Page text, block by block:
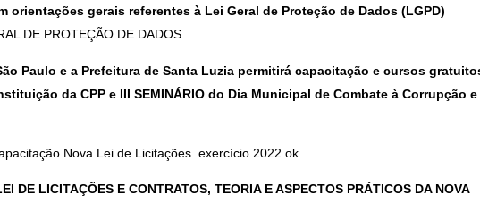
orientações gerais referentes à Lei Geral de Proteção de Dados (LGPD)
DE PROTEÇÃO DE DADOS
Paulo e a Prefeitura de Santa Luzia permitirá capacitação e cursos
da CPP e III SEMINÁRIO do Dia Municipal de Combate à Corrupção e
Nova Lei de Licitações. exercício 2022 ok
DE LICITAÇÕES E CONTRATOS, TEORIA E ASPECTOS PRÁTICOS DA NOVA